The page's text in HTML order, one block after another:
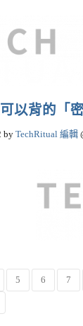
以背的「
by TechRitual 編輯
5 6 7